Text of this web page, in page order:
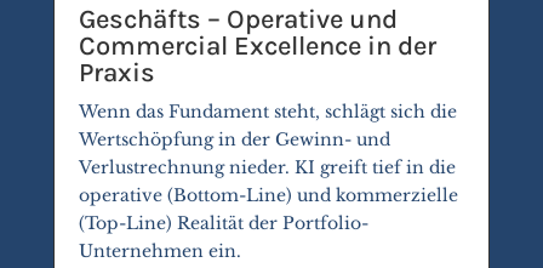
Geschäfts – Operative und
Commercial Excellence in der
Praxis
Wenn das Fundament steht, schlägt sich die
Wertschöpfung in der Gewinn- und
Verlustrechnung nieder. KI greift tief in die
operative (Bottom-Line) und kommerzielle
(Top-Line) Realität der Portfolio-
Unternehmen ein.